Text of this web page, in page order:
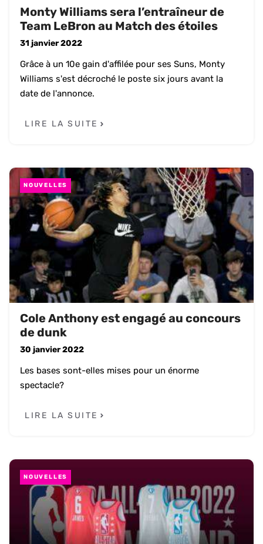
Monty Williams sera l’entraîneur de
Team LeBron au Match des étoiles
31 janvier 2022
Grâce à un 10e gain d'affilée pour ses Suns, Monty
Williams s'est décroché le poste six jours avant la
date de l'annonce.
LIRE LA SUITE
NOUVELLES
Cole Anthony est engagé au concours
de dunk
30 janvier 2022
Les bases sont-elles mises pour un énorme
spectacle?
LIRE LA SUITE
NOUVELLES